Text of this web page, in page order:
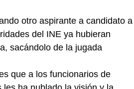
otro aspirante a candidato a
del INE ya hubieran
sacándolo de la jugada
que a los funcionarios de